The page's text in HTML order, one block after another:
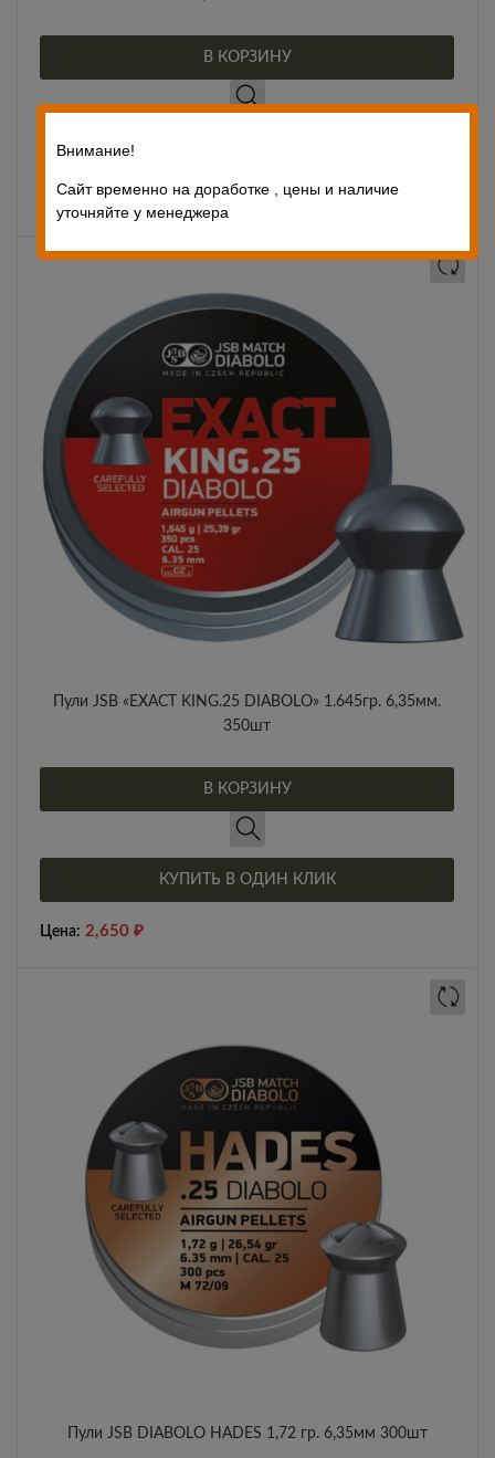
В КОРЗИНУ
2,650₽
Пули JSB «EXACT KING.25 DIABOLO» 1.645гр. 6,35мм.
350шт
В КОРЗИНУ
КУПИТЬ В ОДИН КЛИК
Цена: 2,650 ₽
Пули JSB DIABOLO HADES 1,72 гр. 6,35мм 300шт
Внимание!
Сайт временно на доработке , цены и наличие
уточняйте у менеджера